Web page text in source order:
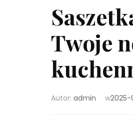
Twoje
Autor: admin w2025-